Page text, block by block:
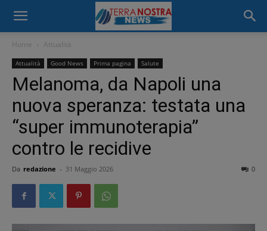
Home Attualità
Attualità Good News Prima pagina Salute
Melanoma, da Napoli una
nuova speranza: testata una
“super immunoterapia”
contro le recidive
Da redazione - 31 Maggio 2026 0